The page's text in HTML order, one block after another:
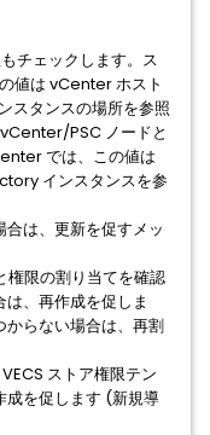
チェックします。ス
値は vCenter ホスト
タンスの場所を参照
PSC ノードと
では、この値は
インスタンスを参
は、更新を促すメッ
権限の割り当てを確認
、再作成を促しま
らない場合は、再割
ストア権限テン
成を促します (新規導